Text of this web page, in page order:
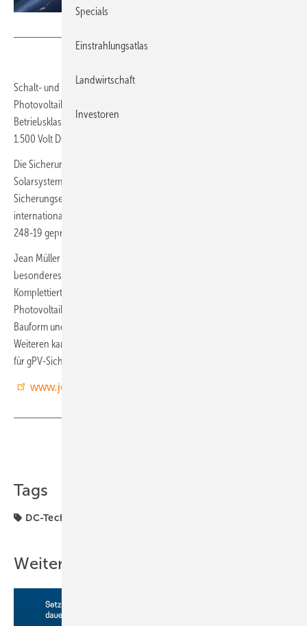
Schalt- und Schutzgerätehersteller Jean Müller hat sein Portfolio von
Photovoltaiksicherungen erweitert. Die NH-Sicherungseinsätze der
Betriebsklasse gPV sind nun bei einer Bemessungsspannung von
1.500 Volt DC in Bemessungsströmen bis 500 Ampere erhältlich.
Die Sicherungseinsätze wurden speziell für den Schutz von
Solarsystemen optimiert. Es handelt sich dabei um NH-
Sicherungseinsätze sowie Zylindersicherungseinsätze gemäß der
internationalen Norm IEC 60269-6. Bestimmte Typen sind nach UL
248-19 geprüft und zertifiziert.
Jean Müller hat bei der Entwicklung von Photovoltaiksicherungen ein
besonderes Augenmerk auf die geringe Leistungsabgabe gelegt.
Komplettiert wird das Sortiment der Firma für den Schutz von
Photovoltaikanlagen durch gPV-Sicherungseinsätze in zylindrischer
Bauform und passende PV-Zylindersicherungstrennschalter. Des
Weiteren kann der Kunde Sicherungsunterteile und Sicherungsleisten
für gPV-Sicherungseinsätze in NH-Bauform erhalten.
www.jeanmueller.de
Tags
DC-Technik
Weitere Inhalte
Specials
Einstrahlungsatlas
Landwirtschaft
Investoren